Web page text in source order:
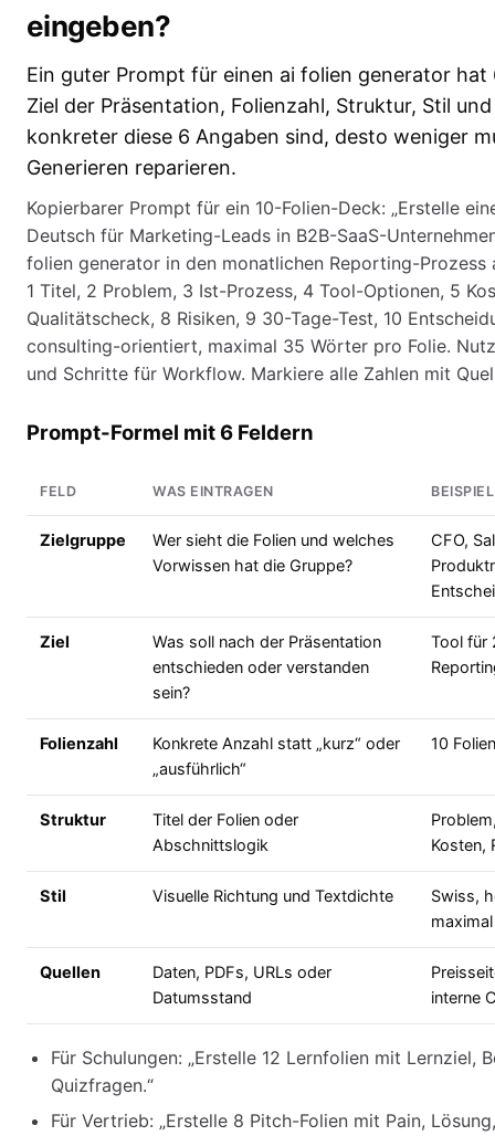
eingeben?
Ein guter Prompt für einen ai folien generator hat
Ziel der Präsentation, Folienzahl, Struktur, Stil
konkreter diese 6 Angaben sind, desto weniger
Generieren reparieren.
Kopierbarer Prompt für ein 10-Folien-Deck: „Erstelle
Deutsch für Marketing-Leads in B2B-SaaS-
folien generator in den monatlichen Reporting-
1 Titel, 2 Problem, 3 Ist-Prozess, 4 Tool-Optionen, 5
Qualitätscheck, 8 Risiken, 9 30-Tage-Test, 10
consulting-orientiert, maximal 35 Wörter pro Folie.
und Schritte für Workflow. Markiere alle Zahlen mit
Prompt-Formel mit 6 Feldern
FELD WAS EINTRAGEN BEISPIEL
Zielgruppe
Wer sieht die Folien und welches
Vorwissen hat die Gruppe?
CFO,
Ziel
Was soll nach der Präsentation
entschieden oder verstanden
sein?
Tool für
Folienzahl
Konkrete Anzahl statt „kurz“ oder
„ausführlich“
10
Struktur
Titel der Folien oder
Abschnittslogik
Kosten,
Stil Visuelle Richtung und Textdichte
Swiss,
Quellen
Daten, PDFs, URLs oder
Datumsstand
interne
Für Schulungen: „Erstelle 12 Lernfolien mit Lernziel,
Quizfragen.“
Für Vertrieb: „Erstelle 8 Pitch-Folien mit Pain,